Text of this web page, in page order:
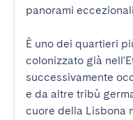
panorami
È uno dei quartieri
colonizzato già
successivamente
e da altre tribù
cuore della Lisbona